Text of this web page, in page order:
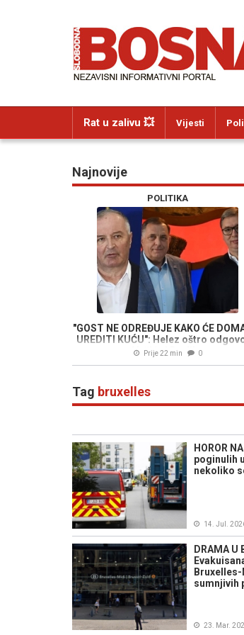
Rat u zalivu 💥 Vijesti
Najnovije
POLITIKA
"GOST NE ODREĐUJE KAKO ĆE
UREDITI KUĆU": Helez oštro
Vučiću i Dodiku
Prije 22 min 0
Tag bruxelles
HOROR
poginulih
nekoliko
14. Jul.
DRAMA U
sumnjivih
23. Mar.